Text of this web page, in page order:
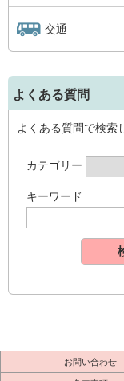
交通
よくある質問
よくある質問で検索
カテゴリー
キーワード
お問い合わせ